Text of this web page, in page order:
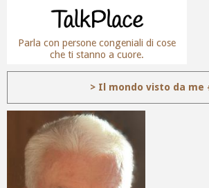
Parla con persone congeniali di cose
che ti stanno a cuore.
> Il mondo visto da me